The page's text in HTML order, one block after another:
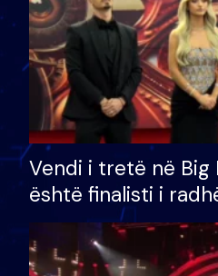
Vendi i tretë në Big
është finalisti i